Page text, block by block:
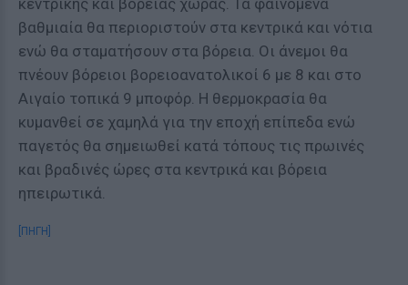
κεντρικής και βόρειας χώρας. Τα φαινόμενα
βαθμιαία θα περιοριστούν στα κεντρικά και νότια
ενώ θα σταματήσουν στα βόρεια. Οι άνεμοι θα
πνέουν βόρειοι βορειοανατολικοί 6 με 8 και στο
Αιγαίο τοπικά 9 μποφόρ. Η θερμοκρασία θα
κυμανθεί σε χαμηλά για την εποχή επίπεδα ενώ
παγετός θα σημειωθεί κατά τόπους τις πρωινές
και βραδινές ώρες στα κεντρικά και βόρεια
ηπειρωτικά.
[ΠΗΓΗ]